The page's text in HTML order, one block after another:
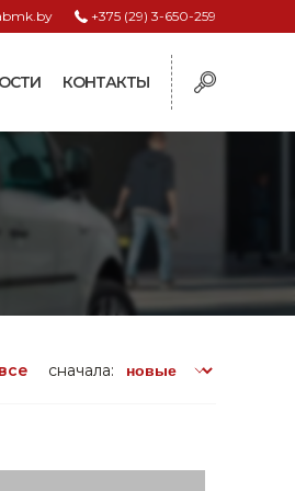
+375 (29) 3-650-259
КОНТАКТЫ
сначала:
все